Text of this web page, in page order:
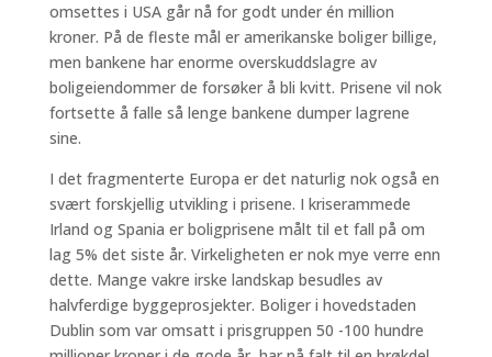
omsettes i USA går nå for godt under én million
kroner. På de fleste mål er amerikanske boliger billige,
men bankene har enorme overskuddslagre av
boligeiendommer de forsøker å bli kvitt. Prisene vil nok
fortsette å falle så lenge bankene dumper lagrene
sine.
I det fragmenterte Europa er det naturlig nok også en
svært forskjellig utvikling i prisene. I kriserammede
Irland og Spania er boligprisene målt til et fall på om
lag 5% det siste år. Virkeligheten er nok mye verre enn
dette. Mange vakre irske landskap besudles av
halvferdige byggeprosjekter. Boliger i hovedstaden
Dublin som var omsatt i prisgruppen 50 -100 hundre